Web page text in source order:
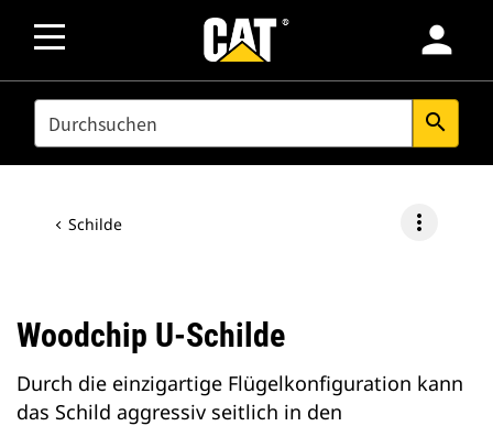
person
SEARCH search
Schilde more_vert
Woodchip U-Schilde
Durch die einzigartige Flügelkonfiguration kann
das Schild aggressiv seitlich in den